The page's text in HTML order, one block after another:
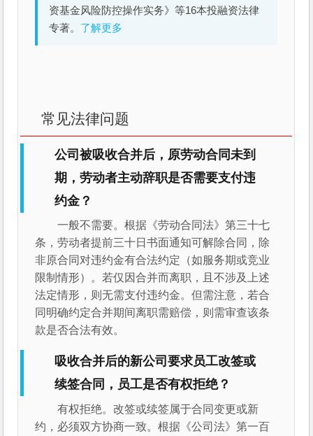
资基金风险防控操作实务》等16本投融资法律
专著。 了解更多
常见法律问题
公司被吸收合并后，原劳动合同未到
期，劳动者主动辞职是否需要支付违
约金？
一般不需要。根据《劳动合同法》第三十七
条，劳动者提前三十日书面通知可解除合同，除
非原合同对违约金有合法约定（如服务期或竞业
限制情形）。若仅因合并而离职，且不涉及上述
法定情形，则无需支付违约金。但需注意，若合
同明确约定合并期间离职需赔偿，则需审查该条
款是否合法有效。
吸收合并后的新公司要求员工改签或
续签合同，员工是否有权拒绝？
有权拒绝。改签或续签属于合同变更或新
约，必须双方协商一致。根据《公司法》第一百